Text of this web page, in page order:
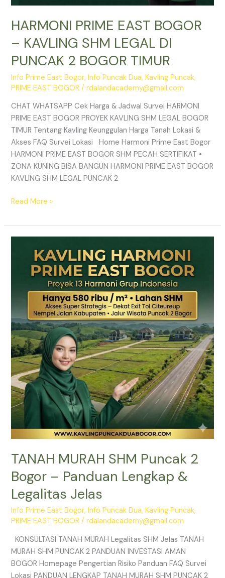
HARMONI PRIME EAST BOGOR
– KAVLING SHM LEGAL DI
PUNCAK 2 BOGOR TIMUR
Info Prime East Bogor,Info Puncak Dua,Kavling Puncak,
PRIME EAST BOGOR /rdalandacademy@gmail.com
CHAT WHATSAPP Cek Harga & Jadwal Survei HARMONI
PRIME EAST BOGOR PROYEK KAVLING SHM LEGAL BOGOR
TIMUR Tentang Kavling Keunggulan Harga Tanah Lokasi &
Akses FAQ Survei Lokasi Home Harmoni Prime East Bogor
HARMONI PRIME EAST BOGOR SHM PECAH SERTIFIKAT •
ZONA KUNING BISA BANGUN HARMONI PRIME EAST BOGOR
KAVLING SHM LEGAL PUNCAK 2
Read More »
TANAH MURAH SHM Puncak 2
Bogor – Panduan Lengkap &
Legalitas Jelas
Info Prime East Bogor,Info Puncak Dua,Kavling Puncak,
PRIME EAST BOGOR /rdalandacademy@gmail.com
KONSULTASI TANAH MURAH Legalitas SHM Jelas TANAH
MURAH SHM PUNCAK 2 PANDUAN INVESTASI AMAN
BOGOR Homepage Pengertian Risiko Panduan FAQ Survei
Lokasi PANDUAN LENGKAP TANAH MURAH SHM PUNCAK 2
MURAH
Puncak
Panduan
Lengkap
&
Legalitas
Jelas